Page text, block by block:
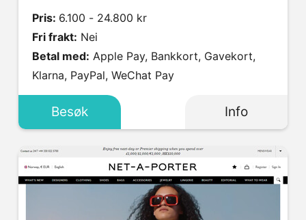
Pris: 6.100 - 24.800 kr
Fri frakt: Nei
Betal med:
Klarna, PayPal, WeChat Pay
Besøk Info